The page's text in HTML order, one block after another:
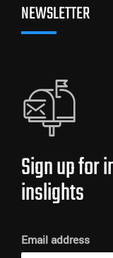
NEWSLETTER
Sign up for
inslights
Email address